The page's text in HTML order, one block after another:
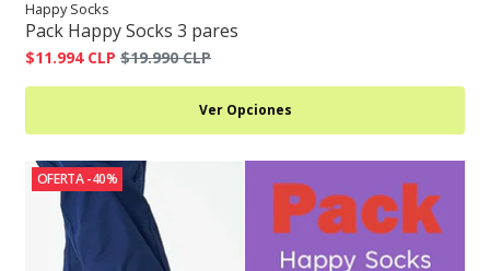
Happy Socks
Pack Happy Socks 3 pares
$11.994 CLP $19.990 CLP
Ver Opciones
OFERTA -40%